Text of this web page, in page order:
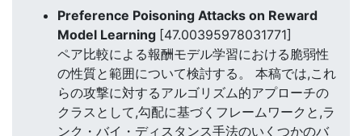
Preference Poisoning Attacks on Reward
Model Learning [47.00395978031771]
ペア比較による報酬モデル学習における脆弱性
の性質と範囲について検討する。 本稿では,これ
らの攻撃に対するアルゴリズム的アプローチの
クラスとして,勾配に基づくフレームワークと,ラ
ンク・バイ・ディスタンス手法のいくつかのバ